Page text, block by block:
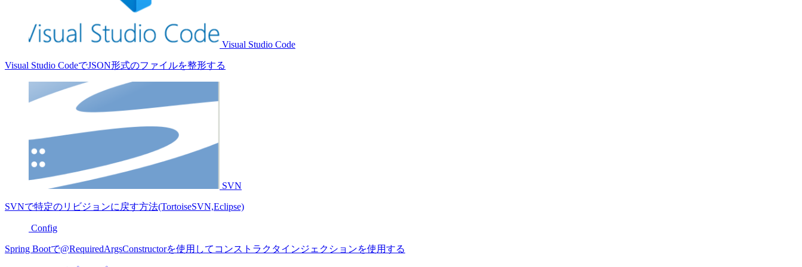
Visual Studio Code
Visual Studio CodeでJSON形式のファイルを整形する
SVN
SVNで特定のリビジョンに戻す方法(TortoiseSVN,Eclipse)
Config
Spring Bootで@RequiredArgsConstructorを使用してコンストラクタインジェクションを使用する